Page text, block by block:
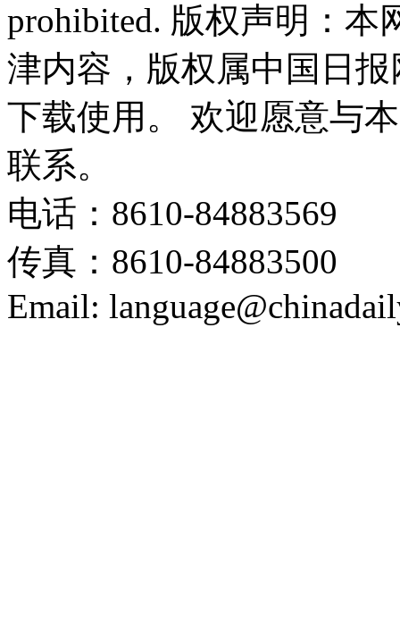
prohibited. 版权声明：
津内容，版权属中国日
下载使用。 欢迎愿意与
联系。
电话：8610-84883569
传真：8610-84883500
Email: